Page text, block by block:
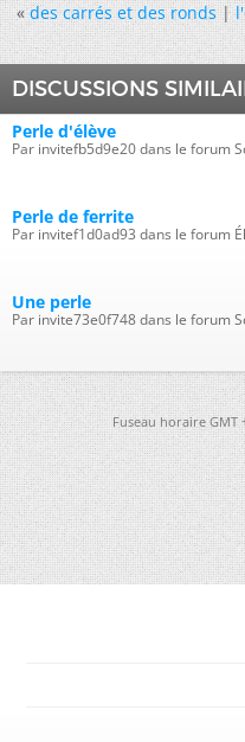
« des carrés et des ronds|
DISCUSSIONS
Perle d'élève
Par invitefb5d9e20 dans le forum
Perle de ferrite
Par invitef1d0ad93 dans le forum
Une perle
Par invite73e0f748 dans le forum
Fuseau horaire